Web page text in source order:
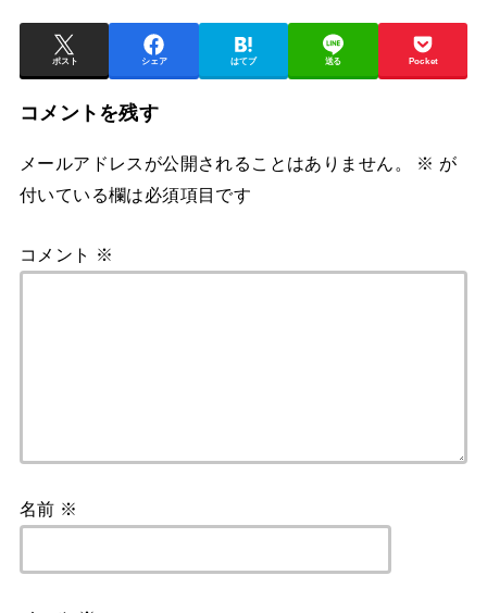
ポスト シェア はてブ 送る Pocket
コメントを残す
メールアドレスが公開されることはありません。 ※ が
付いている欄は必須項目です
コメント ※
名前 ※